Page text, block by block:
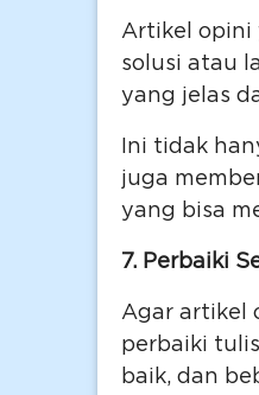
Artikel opini
solusi atau
yang jelas
Ini tidak
juga
yang bisa
7. Perbaiki
Agar artikel
perbaiki
baik, dan